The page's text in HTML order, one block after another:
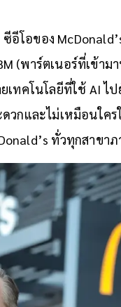
ซีอีโอของ
(พาร์ตเนอร์ที่เข้า
ทคโนโลยีที่ใช้ AI ไ
กและไม่เหมือนใคร
ทั่วทุกสาขา